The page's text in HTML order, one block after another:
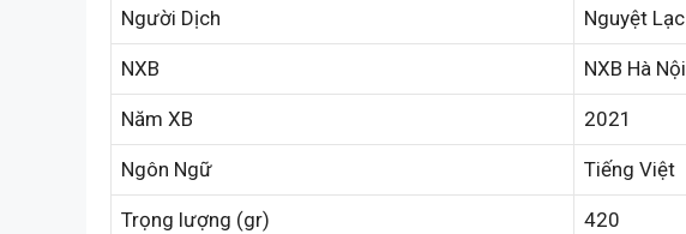
Người Dịch Nguyệt Lạc
NXB NXB Hà Nội
Năm XB 2021
Ngôn Ngữ Tiếng Việt
Trọng lượng (gr) 420